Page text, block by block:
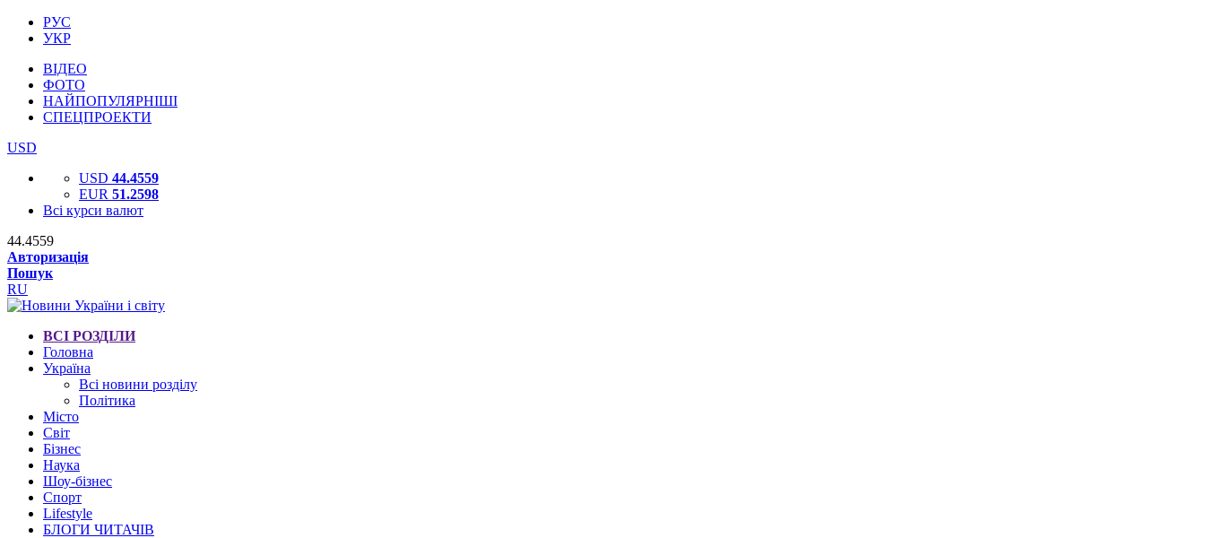
РУС
УКР
ВІДЕО
ФОТО
НАЙПОПУЛЯРНІШІ
СПЕЦПРОЕКТИ
USD
USD 44.4559
EUR 51.2598
Всі курси валют
44.4559
Авторизація
Пошук
RU
ВСІ РОЗДІЛИ
Головна
Україна
Всі новини розділу
Політика
Місто
Світ
Бізнес
Наука
Шоу-бізнес
Спорт
Lifestyle
БЛОГИ ЧИТАЧІВ